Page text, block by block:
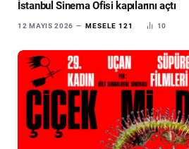
İstanbul Sinema Ofisi kapılarını açtı
12 MAYIS 2026 MESELE 121 10